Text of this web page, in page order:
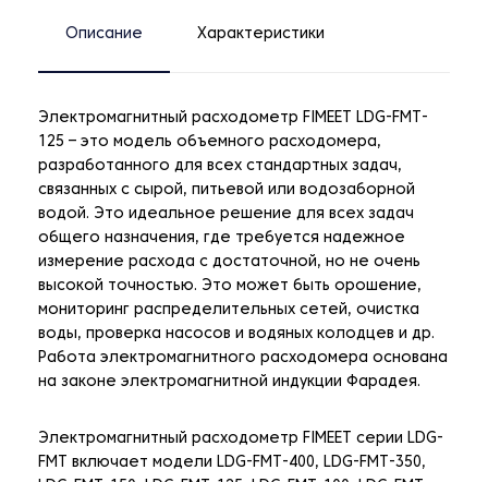
Описание Характеристики
Электромагнитный расходометр FIMEET LDG-FMT-
125 – это модель объемного расходомера,
разработанного для всех стандартных задач,
связанных с сырой, питьевой или водозаборной
водой. Это идеальное решение для всех задач
общего назначения, где требуется надежное
измерение расхода с достаточной, но не очень
высокой точностью. Это может быть орошение,
мониторинг распределительных сетей, очистка
воды, проверка насосов и водяных колодцев и др.
Работа электромагнитного расходомера основана
на законе электромагнитной индукции Фарадея.
Электромагнитный расходометр FIMEET серии LDG-
FMT включает модели LDG-FMT-400, LDG-FMT-350,